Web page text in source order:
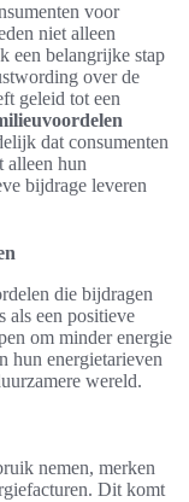
voor
niet alleen
een belangrijke stap
over de
geleid tot een
dat consumenten
alleen hun
bijdrage leveren
die bijdragen
als een positieve
om minder energie
hun energietarieven
wereld.
nemen, merken
Dit komt